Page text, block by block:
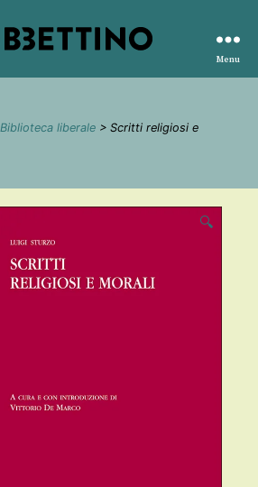
editore
Menu
Biblioteca liberale > Scritti religiosi e
🔍